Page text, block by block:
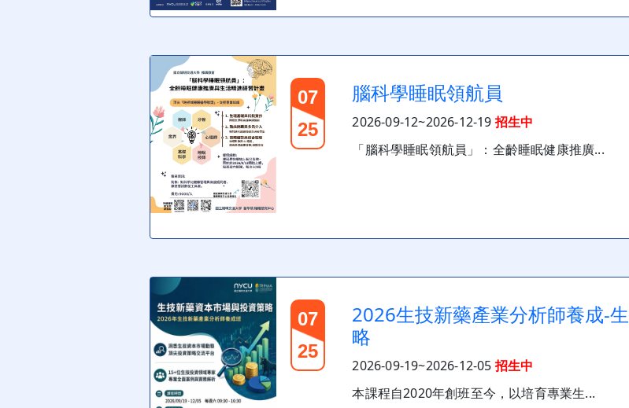
07
25
腦科學睡眠領航員
2026-09-12~2026-12-19 招生中
「腦科學睡眠領航員」：全齡睡眠健康推廣...
07
25
2026生技新藥產業分析師養成-
略
2026-09-19~2026-12-05 招生中
本課程自2020年創班至今，以培育專業生...